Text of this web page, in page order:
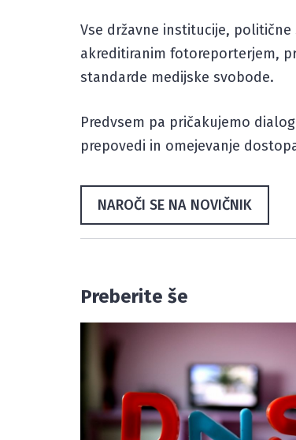
Vse državne institucije,
akreditiranim fotoreporterjem,
standarde medijske svobode.
Predvsem pa pričakujemo
prepovedi in omejevanje
NAROČI SE NA NOVIČNIK
Preberite še